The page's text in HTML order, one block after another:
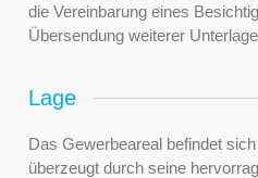
die Vereinbarung eines
Übersendung weiterer
Lage
Das Gewerbeareal befindet
überzeugt durch seine